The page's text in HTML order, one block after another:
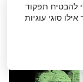
להבטיח תפקוד
סוגי עוגיות